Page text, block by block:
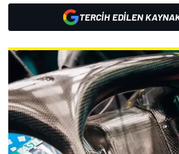
TERCIH EDILEN